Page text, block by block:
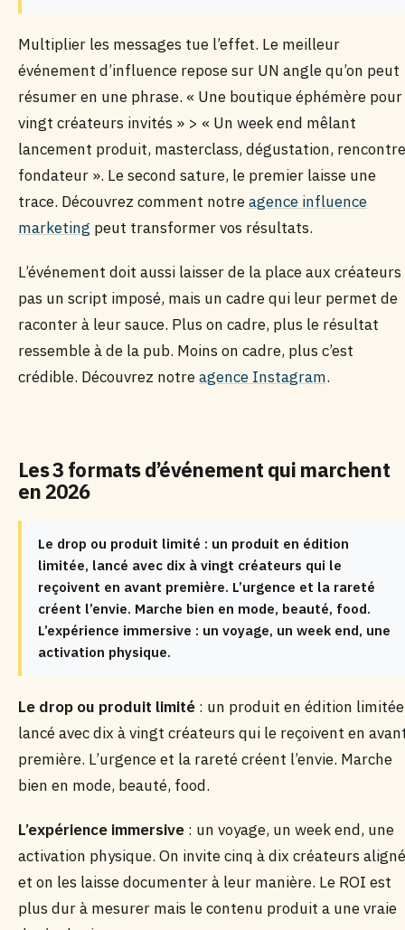
Multiplier les messages tue l’effet. Le meilleur
événement d’influence repose sur UN angle qu’on peut
résumer en une phrase. « Une boutique éphémère pour
vingt créateurs invités » > « Un week end mêlant
lancement produit, masterclass, dégustation, rencontre
fondateur ». Le second sature, le premier laisse une
trace. Découvrez comment notreagence influence
marketing peut transformer vos résultats.
L’événement doit aussi laisser de la place aux créateurs
pas un script imposé, mais un cadre qui leur permet de
raconter à leur sauce. Plus on cadre, plus le résultat
ressemble à de la pub. Moins on cadre, plus c’est
crédible. Découvrez notreagence Instagram.
Les 3 formats d’événement qui marchent
en 2026
Le drop ou produit limité : un produit en édition
limitée, lancé avec dix à vingt créateurs qui le
reçoivent en avant première. L’urgence et la rareté
créent l’envie. Marche bien en mode, beauté, food.
L’expérience immersive : un voyage, un week end, une
activation physique.
Le drop ou produit limité : un produit en édition
lancé avec dix à vingt créateurs qui le reçoivent en
première. L’urgence et la rareté créent l’envie. Marche
bien en mode, beauté, food.
L’expérience immersive : un voyage, un week end, une
activation physique. On invite cinq à dix créateurs
et on les laisse documenter à leur manière. Le ROI est
plus dur à mesurer mais le contenu produit a une vraie